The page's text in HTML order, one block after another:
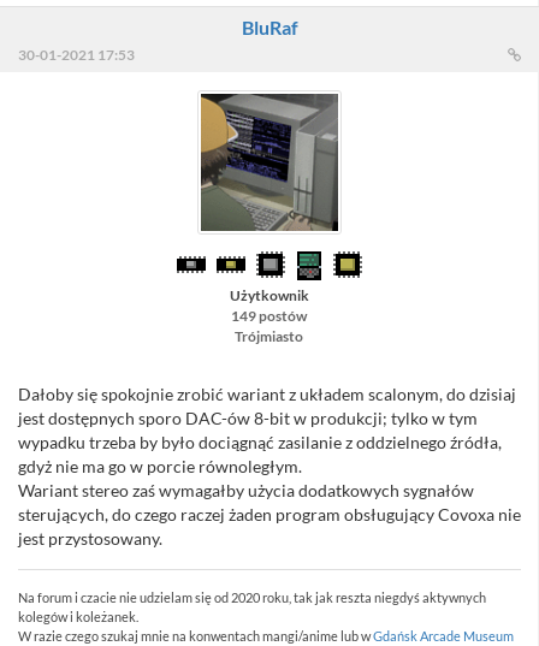
BluRaf
30-01-2021 17:53
Użytkownik
149 postów
Trójmiasto
Dałoby się spokojnie zrobić wariant z układem scalonym, do dzisiaj
jest dostępnych sporo DAC-ów 8-bit w produkcji; tylko w tym
wypadku trzeba by było dociągnąć zasilanie z oddzielnego źródła,
gdyż nie ma go w porcie równoległym.
Wariant stereo zaś wymagałby użycia dodatkowych sygnałów
sterujących, do czego raczej żaden program obsługujący Covoxa nie
jest przystosowany.
Na forum i czacie nie udzielam się od 2020 roku, tak jak reszta niegdyś aktywnych
kolegów i koleżanek.
W razie czego szukaj mnie na konwentach mangi/anime lub wGdańsk Arcade Museum